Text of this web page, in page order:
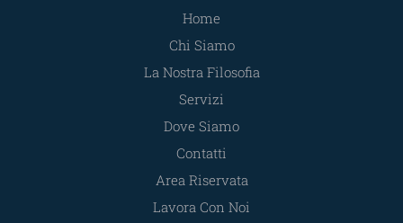
Home
Chi Siamo
La Nostra Filosofia
Servizi
Dove Siamo
Contatti
Area Riservata
Lavora Con Noi